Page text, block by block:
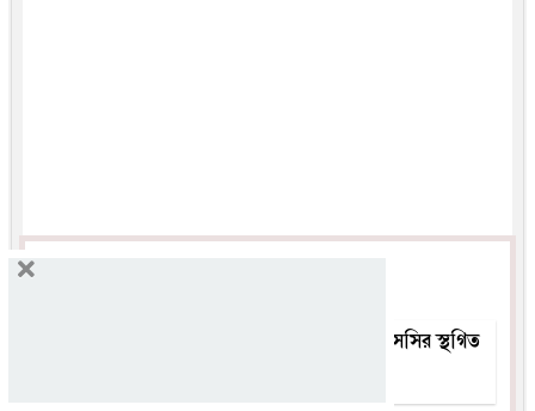
চট্টগ্রাম বোর্ডের এইচএসসির স্থগিত